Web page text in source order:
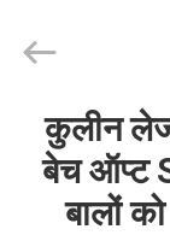
उत्पादों
आपूर्तिकर्ता.
Copyright
LaserTell
Medical
कुलीन
बेच ऑप्ट
बालों